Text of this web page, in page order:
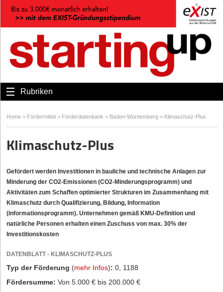
Rubriken
Home > Fördermittel > Förderdatenbank > Baden-Württemberg > Klimaschutz-Plus
Klimaschutz-Plus
Gefördert werden Investitionen in bauliche und technische Anlagen zur
Minderung der CO2-Emissionen (CO2-Minderungsprogramm) und
Aktivitäten zum Schaffen optimierter Strukturen im Zusammenhang mit
Klimaschutz durch Qualifizierung, Bildung, Information
(informationsprogramm). Unternehmen gemäß KMU-Definition und
natürliche Personen erhalten einen Zuschuss von max. 30% der
Investitionskosten
DATENBLATT - KLIMASCHUTZ-PLUS
Typ der Förderung (mehr Infos): 0, 1188
Fördersumme: Von 5.000 € bis 200.000 €